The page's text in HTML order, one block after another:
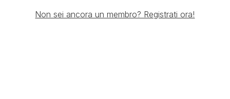
Non sei ancora un membro? Registrati ora!